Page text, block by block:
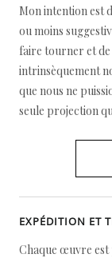
Mon intention est
ou moins
faire tourner et
intrinsèquement
que nous ne
seule projection
EXPÉDITION ET
Chaque œuvre